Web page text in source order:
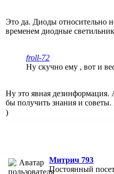
Это да. Диоды относительно
временем диодные
froll-72
Ну скучно ему , вот и
Ну это явная
бы получить знания и
)
Митрич 793
Постоянный